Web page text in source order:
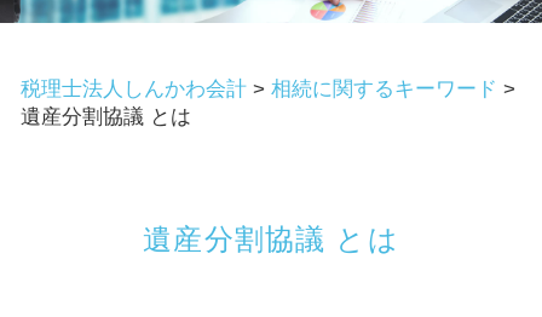
税理士法人しんかわ会計 > 相続に関するキーワード >
遺産分割協議 とは
遺産分割協議 とは